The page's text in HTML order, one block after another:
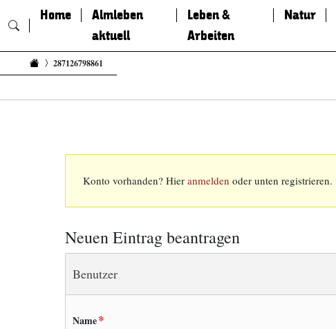
Zum Inhalt springen
Home
Almleben
aktuell
Leben &
Arbeiten
Natur
287126798861
Konto vorhanden? Hier anmelden oder unten registrieren.
Neuen Eintrag beantragen
Benutzer
Name*